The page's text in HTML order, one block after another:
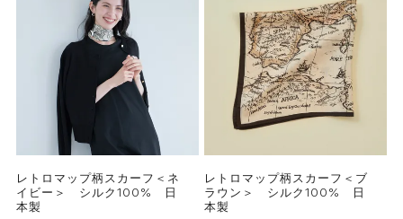
レトロマップ柄スカーフ＜ネ
イビー＞ シルク100% 日
本製
レトロマップ柄スカーフ＜ブ
ラウン＞ シルク100% 日
本製